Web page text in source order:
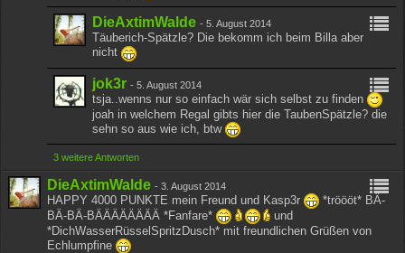
DieAxtimWalde -5. August 2014
Täuberich-Spätzle? Die bekomm ich beim Billa aber
nicht
jok3r -5. August 2014
tsja..wenns nur so einfach wär sich selbst zu finden
joah in welchem Regal gibts hier die TaubenSpätzle? die
sehn so aus wie ich, btw
3 weitere Antworten
DieAxtimWalde -3. August 2014
HAPPY 4000 PUNKTE mein Freund und Kasp3r
*tröööt* BÄ-
BÄ-BÄ-BÄÄÄÄÄÄÄÄ *Fanfare*
und
*DichWasserRüsselSpritzDusch* mit freundlichen Grüßen von
Echlumpfine